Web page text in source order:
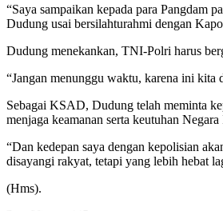
“Saya sampaikan kepada para Pangdam
Dudung usai bersilahturahmi dengan
Dudung menekankan, TNI-Polri harus
“Jangan menunggu waktu, karena ini kita
Sebagai KSAD, Dudung telah meminta
menjaga keamanan serta keutuhan Negara
“Dan kedepan saya dengan kepolisian
disayangi rakyat, tetapi yang lebih hebat
(Hms).